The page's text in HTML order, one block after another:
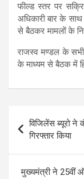
फील्ड स्तर पर
अधिकारी बार के
से बैठकर मामलों के
राजस्व मण्डल के सभी
के माध्यम से बैठक में
navigation
विजिलेंस ब्यूरो ने
गिरफ्तार किया
मुख्यमंत्री ने 25वीं